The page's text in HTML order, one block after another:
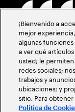
¡Bienvenido a
mejor
algunas
a ver qué
usted; le
redes sociales;
trabajos y
ubicaciones; y
sitio. Para
Política de